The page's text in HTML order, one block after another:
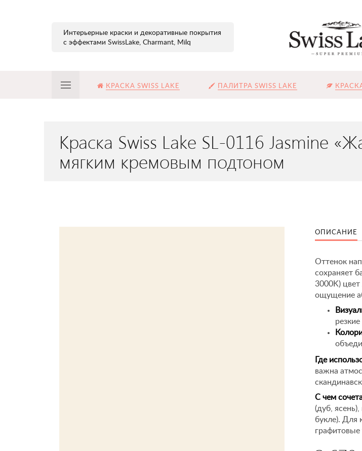
Интерьерные краски и декоративные покрытия
с эффектами SwissLake, Charmant, Milq
КРАСКА SWISS LAKE ПАЛИТРА SWISS LAKE
Краска Swiss Lake SL-0116 Jasmine
мягким кремовым подтоном
ОПИСАНИЕ
Оттенок
сохраняет
3000K)
ощущение
Где
важна
С чем
(дуб,
букле). Для
графитовые